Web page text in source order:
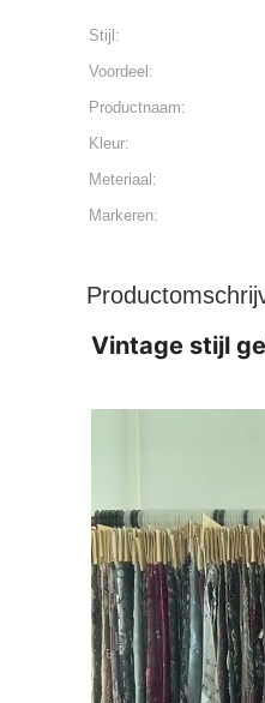
Stijl:
Voordeel:
Productnaam:
Kleur:
Meteriaal:
Markeren:
Vintage stijl